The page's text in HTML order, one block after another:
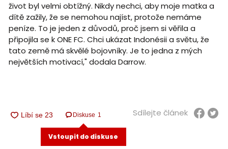
život byl velmi obtížný. Nikdy nechci, aby moje matka a
dítě zažily, že se nemohou najíst, protože nemáme
peníze. To je jeden z důvodů, proč jsem si věřila a
připojila se k ONE FC. Chci ukázat Indonésii a světu, že
tato země má skvělé bojovníky. Je to jedna z mých
největších motivací," dodala Darrow.
Diskuse 1
Vstoupit do diskuse
Sdílejte článek